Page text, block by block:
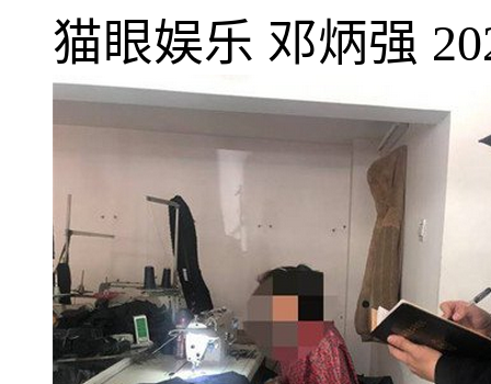
猫眼娱乐 邓炳强